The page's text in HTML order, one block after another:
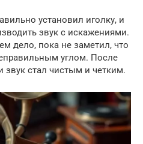
установил иголку, и
звук с искажениями.
дело, пока не заметил, что
углом. После
звук стал чистым и четким.